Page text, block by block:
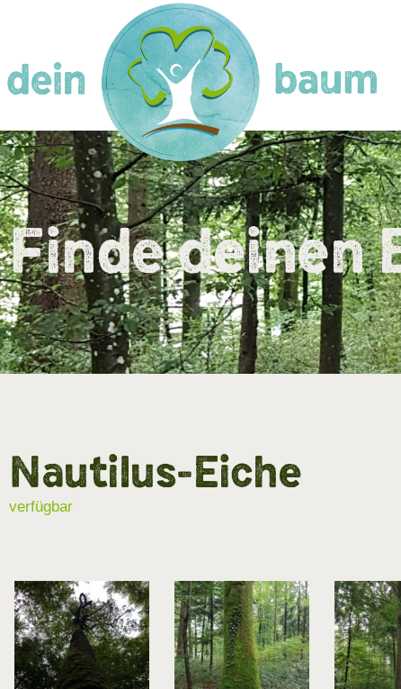
Finde deinen
Nautilus-Eiche
verfügbar